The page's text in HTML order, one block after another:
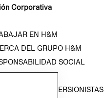
Corporativa
EN H&M
DEL GRUPO H&M
SOCIAL
CON INVERSIONISTAS